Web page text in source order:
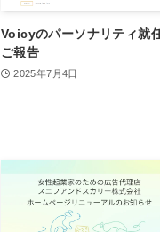
Voicyのパーソナリティ就
ご報告
2025年7月4日